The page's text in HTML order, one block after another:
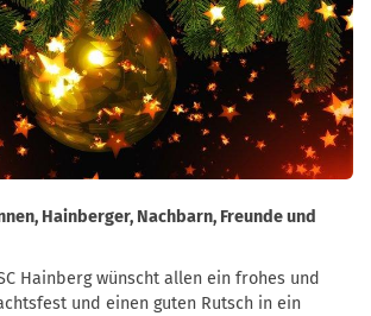
Hainberger, Nachbarn, Freunde und
Hainberg wünscht allen ein frohes und
und einen guten Rutsch in ein